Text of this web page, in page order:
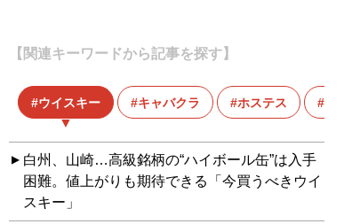
【関連キーワードから記事を探す】
ウイスキー キャバクラ ホステス
白州、山崎…高級銘柄の“ハイボール缶”は入手
困難。値上がりも期待できる「今買うべきウイ
スキー」